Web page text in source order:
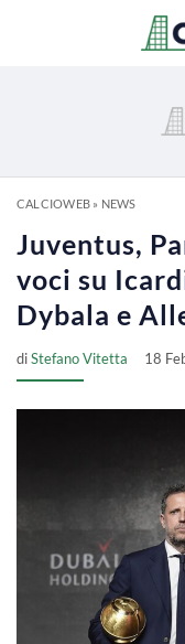
CALCIOWEB» NEWS
Juventus,
voci su
Dybala e
diStefano Vitetta 18